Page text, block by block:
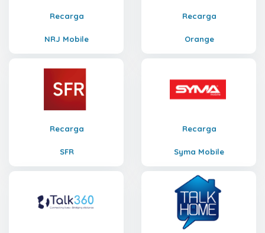
Recarga
NRJ Mobile
Recarga
Orange
Recarga
SFR
Recarga
Syma Mobile